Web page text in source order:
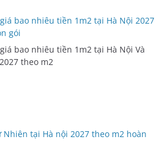
bao nhiêu tiền 1m2 tại Hà Nội 2027
gói
bao nhiêu tiền 1m2 tại Hà Nội Và
theo m2
Nhiên tại Hà nội 2027 theo m2 hoàn